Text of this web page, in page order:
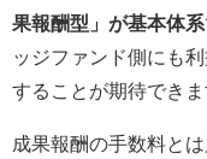
果報酬型」が基本体系
ッジファンド側にも
することが期待できま
成果報酬の手数料と